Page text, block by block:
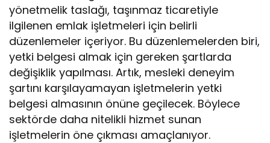
yönetmelik taslağı, taşınmaz ticaretiyle
ilgilenen emlak işletmeleri için belirli
düzenlemeler içeriyor. Bu düzenlemelerden biri,
yetki belgesi almak için gereken şartlarda
değişiklik yapılması. Artık, mesleki deneyim
şartını karşılayamayan işletmelerin yetki
belgesi almasının önüne geçilecek. Böylece
sektörde daha nitelikli hizmet sunan
işletmelerin öne çıkması amaçlanıyor.